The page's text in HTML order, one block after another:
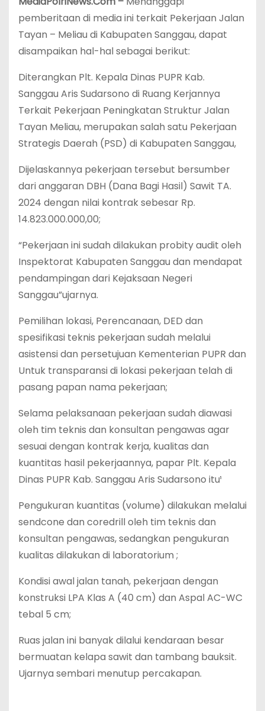
pemberitaan di media ini terkait Pekerjaan Jalan
Tayan – Meliau di Kabupaten Sanggau, dapat
disampaikan hal-hal sebagai berikut:
Diterangkan Plt. Kepala Dinas PUPR Kab.
Sanggau Aris Sudarsono di Ruang Kerjannya
Terkait Pekerjaan Peningkatan Struktur Jalan
Tayan Meliau, merupakan salah satu Pekerjaan
Strategis Daerah (PSD) di Kabupaten Sanggau,
Dijelaskannya pekerjaan tersebut bersumber
dari anggaran DBH (Dana Bagi Hasil) Sawit TA.
2024 dengan nilai kontrak sebesar Rp.
14.823.000.000,00;
“Pekerjaan ini sudah dilakukan probity audit oleh
Inspektorat Kabupaten Sanggau dan mendapat
pendampingan dari Kejaksaan Negeri
Sanggau”ujarnya.
Pemilihan lokasi, Perencanaan, DED dan
spesifikasi teknis pekerjaan sudah melalui
asistensi dan persetujuan Kementerian PUPR dan
Untuk transparansi di lokasi pekerjaan telah di
pasang papan nama pekerjaan;
Selama pelaksanaan pekerjaan sudah diawasi
oleh tim teknis dan konsultan pengawas agar
sesuai dengan kontrak kerja, kualitas dan
kuantitas hasil pekerjaannya, papar Plt. Kepala
Dinas PUPR Kab. Sanggau Aris Sudarsono itu¹
Pengukuran kuantitas (volume) dilakukan melalui
sendcone dan coredrill oleh tim teknis dan
konsultan pengawas, sedangkan pengukuran
kualitas dilakukan di laboratorium ;
Kondisi awal jalan tanah, pekerjaan dengan
konstruksi LPA Klas A (40 cm) dan Aspal AC-WC
tebal 5 cm;
Ruas jalan ini banyak dilalui kendaraan besar
bermuatan kelapa sawit dan tambang bauksit.
Ujarnya sembari menutup percakapan.